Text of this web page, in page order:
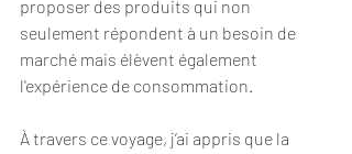
proposer des produits qui non
seulement répondent à un besoin de
marché mais élèvent également
l'expérience de consommation.
À travers ce voyage, j’ai appris que la